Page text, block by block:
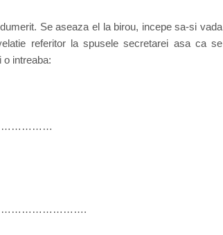
Se aseaza el la birou, incepe sa-si vada
referitor la spusele secretarei asa ca se
intreaba: